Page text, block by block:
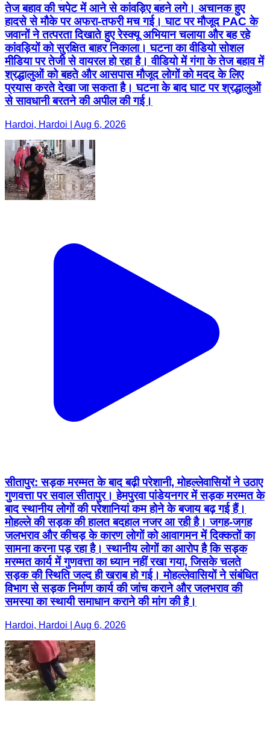
तेज बहाव की चपेट में आने से कांवड़िए बहने लगे। अचानक हुए
हादसे से मौके पर अफरा-तफरी मच गई। घाट पर मौजूद PAC के
जवानों ने तत्परता दिखाते हुए रेस्क्यू अभियान चलाया और बह रहे
कांवड़ियों को सुरक्षित बाहर निकाला। घटना का वीडियो सोशल
मीडिया पर तेजी से वायरल हो रहा है। वीडियो में गंगा के तेज बहाव में
श्रद्धालुओं को बहते और आसपास मौजूद लोगों को मदद के लिए
प्रयास करते देखा जा सकता है। घटना के बाद घाट पर श्रद्धालुओं
से सावधानी बरतने की अपील की गई।
Hardoi, Hardoi | Aug 6, 2026
सीतापुर: सड़क मरम्मत के बाद बढ़ी परेशानी, मोहल्लेवासियों ने उठाए
गुणवत्ता पर सवाल सीतापुर। हेमपुरवा पांडेयनगर में सड़क मरम्मत के
बाद स्थानीय लोगों की परेशानियां कम होने के बजाय बढ़ गई हैं।
मोहल्ले की सड़क की हालत बदहाल नजर आ रही है। जगह-जगह
जलभराव और कीचड़ के कारण लोगों को आवागमन में दिक्कतों का
सामना करना पड़ रहा है। स्थानीय लोगों का आरोप है कि सड़क
मरम्मत कार्य में गुणवत्ता का ध्यान नहीं रखा गया, जिसके चलते
सड़क की स्थिति जल्द ही खराब हो गई। मोहल्लेवासियों ने संबंधित
विभाग से सड़क निर्माण कार्य की जांच कराने और जलभराव की
समस्या का स्थायी समाधान कराने की मांग की है।
Hardoi, Hardoi | Aug 6, 2026